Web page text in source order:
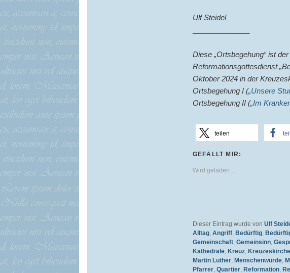
Ulf Steidel
Diese „Ortsbegehung“ ist
Reformationsgottesdienst
Oktober 2024 in der
Ortsbegehung I („Unsere
Ortsbegehung II („Im
teilen
GEFÄLLT MIR:
Wird geladen …
Dieser Eintrag wurde von Ulf
Alltag, Angriff, Bedürftig,
Gemeinschaft, Gemeinsinn,
Kathedrale, Kreuz, Kreuzeskirche
Martin Luther, Menschenwürde,
Pfarrer, Quartier, Reformation,